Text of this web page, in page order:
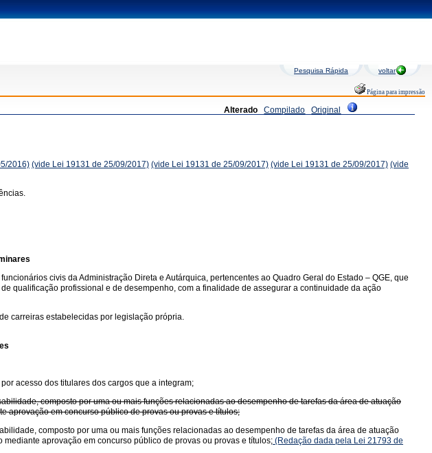
Pesquisa Rápida voltar
Página para impressão
Alterado Compilado Original
2016) (vide Lei 19131 de 25/09/2017) (vide Lei 19131 de 25/09/2017) (vide Lei 19131 de 25/09/2017) (vide
civis da Administração Direta e Autárquica, pertencentes ao Quadro Geral do Estado – QGE, que
qualificação profissional e de desempenho, com a finalidade de assegurar a continuidade da ação
carreiras estabelecidas por legislação própria.
acesso dos titulares dos cargos que a integram;
composto por uma ou mais funções relacionadas ao desempenho de tarefas da área de atuação
aprovação em concurso público de provas ou provas e títulos;
composto por uma ou mais funções relacionadas ao desempenho de tarefas da área de atuação
aprovação em concurso público de provas ou provas e títulos; (Redação dada pela Lei 21793 de